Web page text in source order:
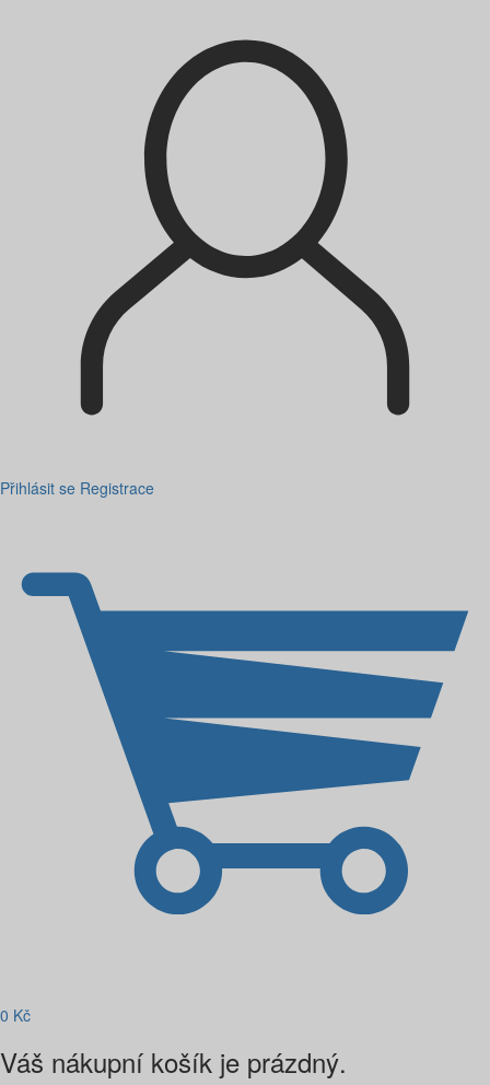
Přihlásit se Registrace
0 Kč
Váš nákupní košík je prázdný.